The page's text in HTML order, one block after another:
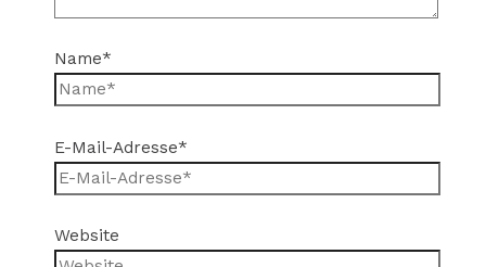
Name*
E-Mail-Adresse*
Website